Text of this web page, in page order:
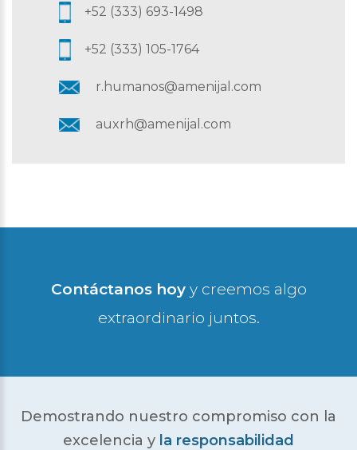
+52 (333) 693-1498
+52 (333) 105-1764
r.humanos@amenijal.com
auxrh@amenijal.com
Contáctanos hoyy creemos algo
extraordinario juntos.
Demostrando nuestro compromiso con la
excelencia y la responsabilidad